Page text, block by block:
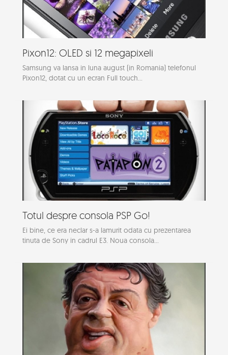
Pixon12: OLED si 12 megapixeli
Samsung va lansa in luna august (in Romania) telefonul
Pixon12, dotat cu un ecran Full touch...
Totul despre consola PSP Go!
Ei bine, ce era neclar s-a lamurit odata cu prezentarea
tinuta de Sony in cadrul E3. Noua consola...